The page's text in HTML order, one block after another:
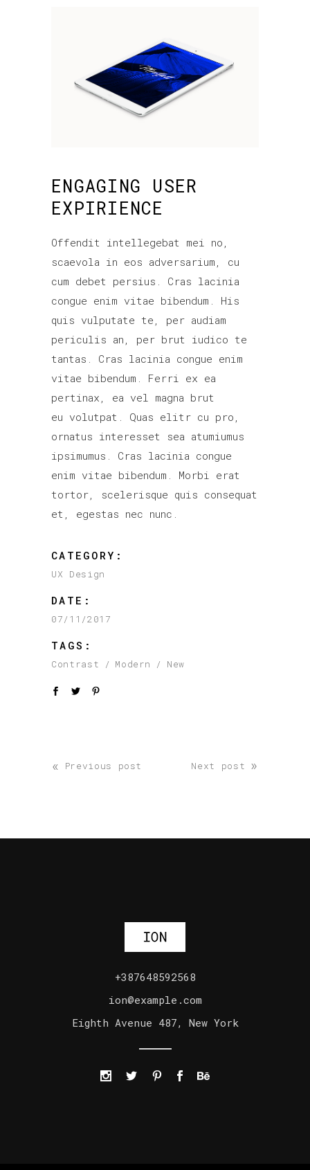
ENGAGING USER
EXPIRIENCE
Offendit intellegebat mei no,
scaevola in eos adversarium, cu
cum debet persius. Cras lacinia
congue enim vitae bibendum. His
quis vulputate te, per audiam
periculis an, per brut iudico te
tantas. Cras lacinia congue enim
vitae bibendum. Ferri ex ea
pertinax, ea vel magna brut
eu volutpat. Quas elitr cu pro,
ornatus interesset sea atumiumus
ipsimumus. Cras lacinia congue
enim vitae bibendum. Morbi erat
tortor, scelerisque quis consequat
et, egestas nec nunc.
CATEGORY:
UX Design
DATE:
07/11/2017
TAGS:
Contrast Modern New
« Previous post Next post »
+387648592568
ion@example.com
Eighth Avenue 487, New York